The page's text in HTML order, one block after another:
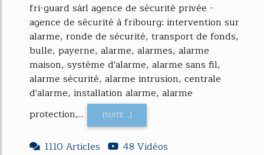
fri-guard sàrl agence de sécurité privée -
agence de sécurité à fribourg: intervention sur
alarme, ronde de sécurité, transport de fonds,
bulle, payerne, alarme, alarmes, alarme
maison, système d'alarme, alarme sans fil,
alarme sécurité, alarme intrusion, centrale
d'alarme, installation alarme, alarme
protection,...
[SUITE...]
1110 Articles
48 Vidéos